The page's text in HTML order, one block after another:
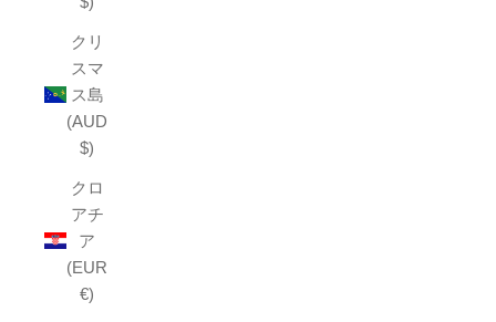
クリ
スマ
ス島
(AUD
$)
クロ
アチ
ア
(EUR
€)